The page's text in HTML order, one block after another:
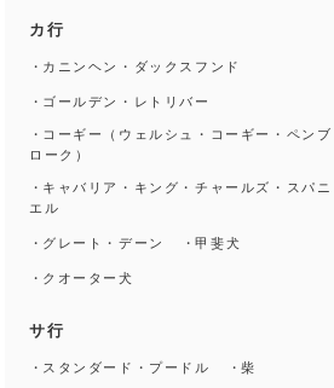
カ行
カニンヘン・ダックスフンド
ゴールデン・レトリバー
コーギー（ウェルシュ・コーギー・ペンブ
ローク）
キャバリア・キング・チャールズ・スパニ
エル
グレート・デーン
甲斐犬
クオーター犬
サ行
スタンダード・プードル
柴